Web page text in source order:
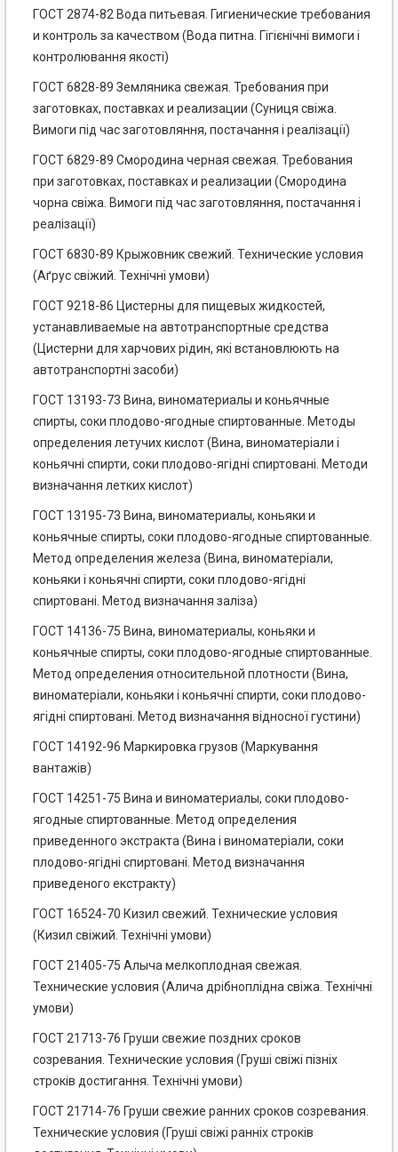
ГОСТ 2874-82 Вода питьевая. Гигиенические требования
и контроль за качеством (Вода питна. Гігієнічні вимоги і
контролювання якості)
ГОСТ 6828-89 Земляника свежая. Требования при
заготовках, поставках и реализации (Суниця свіжа.
Вимоги під час заготовляння, постачання і реалізації)
ГОСТ 6829-89 Смородина черная свежая. Требования
при заготовках, поставках и реализации (Смородина
чорна свіжа. Вимоги під час заготовляння, постачання і
реалізації)
ГОСТ 6830-89 Крыжовник свежий. Технические условия
(Аґрус свіжий. Технічні умови)
ГОСТ 9218-86 Цистерны для пищевых жидкостей,
устанавливаемые на автотранспортные средства
(Цистерни для харчових рідин, які встановлюють на
автотранспортні засоби)
ГОСТ 13193-73 Вина, виноматериалы и коньячные
спирты, соки плодово-ягодные спиртованные. Методы
определения летучих кислот (Вина, виноматеріали і
коньячні спирти, соки плодово-ягідні спиртовані. Методи
визначання летких кислот)
ГОСТ 13195-73 Вина, виноматериалы, коньяки и
коньячные спирты, соки плодово-ягодные спиртованные.
Метод определения железа (Вина, виноматеріали,
коньяки і коньячні спирти, соки плодово-ягідні
спиртовані. Метод визначання заліза)
ГОСТ 14136-75 Вина, виноматериалы, коньяки и
коньячные спирты, соки плодово-ягодные спиртованные.
Метод определения относительной плотности (Вина,
виноматеріали, коньяки і коньячні спирти, соки плодово-
ягідні спиртовані. Метод визначання відносної густини)
ГОСТ 14192-96 Маркировка грузов (Маркування
вантажів)
ГОСТ 14251-75 Вина и виноматериалы, соки плодово-
ягодные спиртованные. Метод определения
приведенного экстракта (Вина і виноматеріали, соки
плодово-ягідні спиртовані. Метод визначання
приведеного екстракту)
ГОСТ 16524-70 Кизил свежий. Технические условия
(Кизил свіжий. Технічні умови)
ГОСТ 21405-75 Алыча мелкоплодная свежая.
Технические условия (Алича дрібноплідна свіжа. Технічні
умови)
ГОСТ 21713-76 Груши свежие поздних сроков
созревания. Технические условия (Груші свіжі пізніх
строків достигання. Технічні умови)
ГОСТ 21714-76 Груши свежие ранних сроков созревания.
Технические условия (Груші свіжі ранніх строків